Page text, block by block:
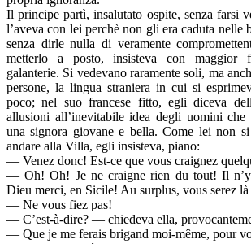
Il principe partì, insalutato ospite, senza farsi
l’aveva con lei perchè non gli era caduta nelle
senza dirle nulla di veramente
metterlo a posto, insisteva con maggior
galanterie. Si vedevano raramente soli, ma
persone, la lingua straniera in cui si
poco; nel suo francese fitto, egli diceva
allusioni all’inevitabile idea degli uomini
una signora giovane e bella. Come lei non
andare alla Villa, egli insisteva, piano:
— Venez donc! Est-ce que vous craignez
— Oh! Oh! Je ne craigne rien du tout! Il n’y
Dieu merci, en Sicile! Au surplus, vous serez
— Ne vous fiez pas!
— C’est-à-dire? — chiedeva ella,
— Que je me ferais brigand moi-même, pour